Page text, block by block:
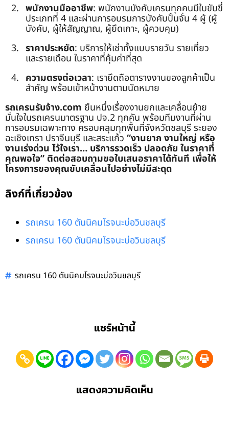
พนักงานมืออาชีพ: พนักงานบังคับเครนทุกคนมีใบขับขี่
ประเภทที่ 4 และผ่านการอบรมการบังคับปั้นจั่น 4 ผู้ (ผู้
บังคับ, ผู้ให้สัญญาณ, ผู้ยึดเกาะ, ผู้ควบคุม)
ราคาประหยัด: บริการให้เช่าทั้งแบบรายวัน รายเที่ยว
และรายเดือน ในราคาที่คุ้มค่าที่สุด
ความตรงต่อเวลา: เรายึดถือตารางงานของลูกค้าเป็น
สำคัญ พร้อมเข้าหน้างานตามนัดหมาย
รถเครนรับจ้าง.com ยืนหนึ่งเรื่องงานยกและเคลื่อนย้าย
มั่นใจในรถเครนมาตรฐาน ปจ.2 ทุกคัน พร้อมทีมงานที่ผ่าน
การอบรมเฉพาะทาง ครอบคลุมทุกพื้นที่จังหวัดชลบุรี ระยอง
ฉะเชิงเทรา ปราจีนบุรี และสระแก้ว “งานยาก งานใหญ่ หรือ
งานเร่งด่วน ไว้ใจเรา… บริการรวดเร็ว ปลอดภัย ในราคาที่
คุณพอใจ” ติดต่อสอบถามขอใบเสนอราคาได้ทันที เพื่อให้
โครงการของคุณขับเคลื่อนไปอย่างไม่มีสะดุด
ลิงก์ที่เกี่ยวข้อง
รถเครน 160 ตันนิคมโรจนะบ่อวินชลบุรี
รถเครน 160 ตันนิคมโรจนะบ่อวินชลบุรี
รถเครน 160 ตันนิคมโรจนะบ่อวินชลบุรี
แชร์หน้านี้
แสดงความคิดเห็น